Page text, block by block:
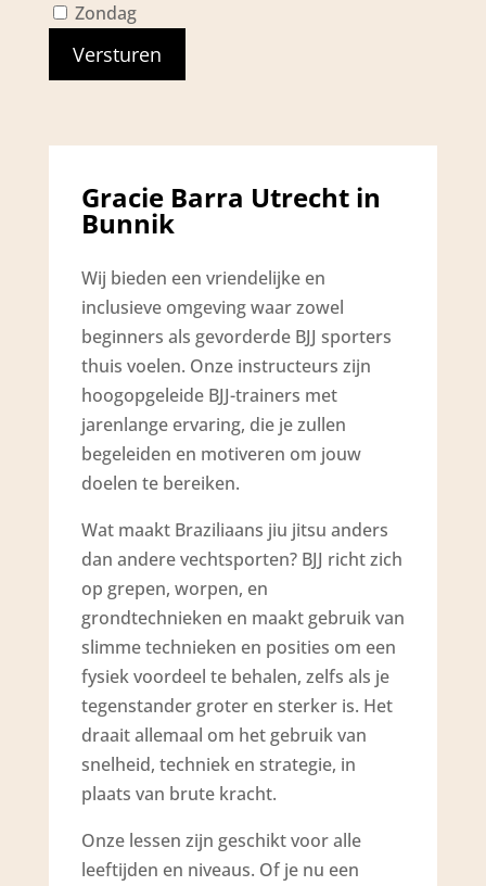
Zondag
Gracie Barra Utrecht in
Bunnik
Wij bieden een vriendelijke en
inclusieve omgeving waar zowel
beginners als gevorderde BJJ sporters
thuis voelen. Onze instructeurs zijn
hoogopgeleide BJJ-trainers met
jarenlange ervaring, die je zullen
begeleiden en motiveren om jouw
doelen te bereiken.
Wat maakt Braziliaans jiu jitsu anders
dan andere vechtsporten? BJJ richt zich
op grepen, worpen, en
grondtechnieken en maakt gebruik van
slimme technieken en posities om een
fysiek voordeel te behalen, zelfs als je
tegenstander groter en sterker is. Het
draait allemaal om het gebruik van
snelheid, techniek en strategie, in
plaats van brute kracht.
Onze lessen zijn geschikt voor alle
leeftijden en niveaus. Of je nu een